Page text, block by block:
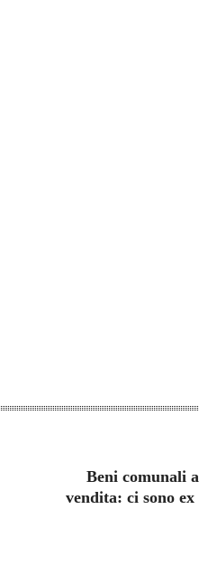
Beni comunali
vendita: ci sono